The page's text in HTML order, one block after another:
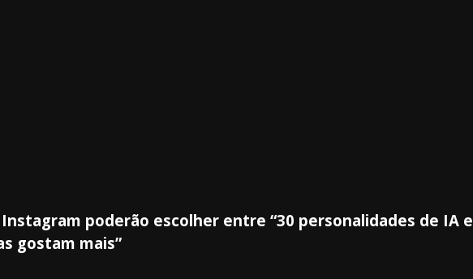
poderão escolher entre “30 personalidades de IA e
gostam mais”